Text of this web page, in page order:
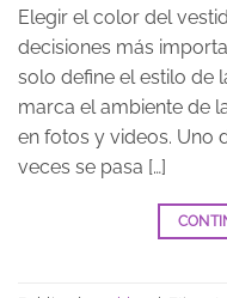
Elegir el color del
decisiones más
solo define el estilo de
marca el ambiente de
en fotos y videos. Uno
veces se pasa […]